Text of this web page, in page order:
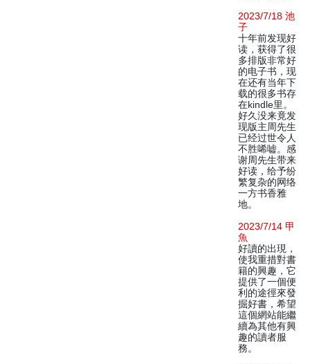
2023/7/18 池
子
十年前发现好
读，获得了很
多排版非常好
的电子书，现
在还有当年下
载的很多书存
在kindle里。
好久没来竟发
现版主周先生
已经过世令人
不胜唏嘘。感
谢周先生带来
好读，给予纷
繁复杂的网络
一方书香雅
地。
2023/7/14 甲
魚
好讀的出現，
使我重措對書
籍的興趣，它
提供了一個便
利的途徑來發
掘好書，希望
這個網站能繼
續為其他有興
趣的讀者服
務。